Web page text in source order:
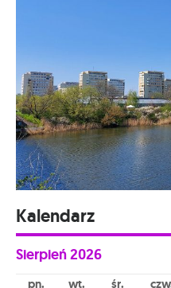
Kalendarz
Sierpień2026
pn wt śr czw